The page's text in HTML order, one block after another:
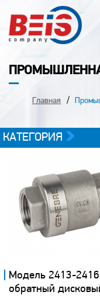
Главная
КАТЕГОРИЯ
Модель 2413-
обратный